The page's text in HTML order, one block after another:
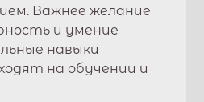
Важнее желание
и умение
навыки
на обучении и